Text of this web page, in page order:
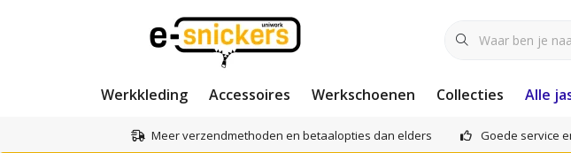
Werkkleding Accessoires Werkschoenen Collecties Alle
Meer verzendmethoden en betaalopties dan elders Goede service